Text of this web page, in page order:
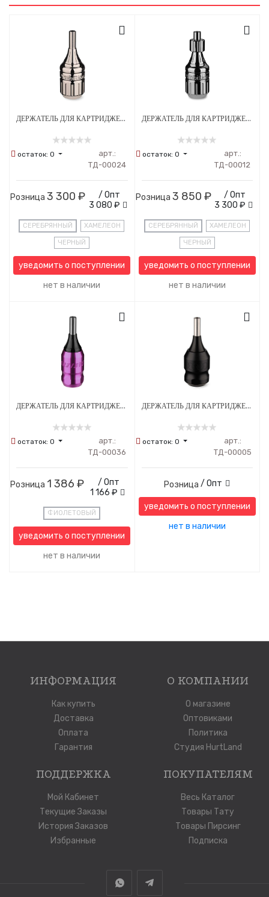
ДЕРЖАТЕЛЬ ДЛЯ КАРТРИДЖЕЙ AMBITION 32 ММ СТАЛЬНОЙ
остаток: 0
арт.:
ТД-00024
Розница 3 300 ₽
/ Опт
3 080 ₽
СЕРЕБРЯННЫЙ ХАМЕЛЕОН
ЧЕРНЫЙ
уведомить о поступлении
нет в наличии
ДЕРЖАТЕЛЬ ДЛЯ КАРТРИДЖЕЙ АMBITION HANDLE 30 ММ С РЕГУЛИРОВКОЙ СТАЛЬНОЙ
остаток:0
арт.:
ТД-00012
Розница 3 850 ₽
/ Опт
3 300 ₽
СЕРЕБРЯННЫЙ ХАМЕЛЕОН
ЧЕРНЫЙ
уведомить о поступлении
нет в наличии
ДЕРЖАТЕЛЬ ДЛЯ КАРТРИДЖЕЙ ARTIST 25 ММ С РЕГУЛИРОВКОЙ
остаток: 0
арт.:
ТД-00036
Розница 1 386 ₽
/ Опт
1 166 ₽
ФИОЛЕТОВЫЙ
уведомить о поступлении
нет в наличии
ДЕРЖАТЕЛЬ ДЛЯ КАРТРИДЖЕЙ EZ TATTOO TWIST RINGS 32 ММ АЛЮМИНИЕВЫЙ ЧЕРНЫЙ
остаток:0
арт.:
ТД-00005
Розница / Опт
уведомить о поступлении
нет в наличии
ИНФОРМАЦИЯ
Как купить
Доставка
Оплата
Гарантия
О КОМПАНИИ
О магазине
Оптовиками
Политика
Студия HurtLand
ПОДДЕРЖКА
Мой Кабинет
Текущие Заказы
История Заказов
Избранные
ПОКУПАТЕЛЯМ
Весь Каталог
Товары Тату
Товары Пирсинг
Подписка